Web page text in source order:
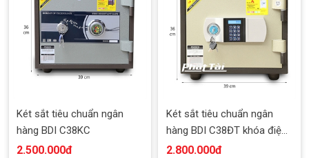
Két sắt tiêu chuẩn ngân
hàng BDI C38KC
2.500.000đ
Két sắt tiêu chuẩn ngân
hàng BDI C38ĐT khóa điện
tử
2.800.000đ